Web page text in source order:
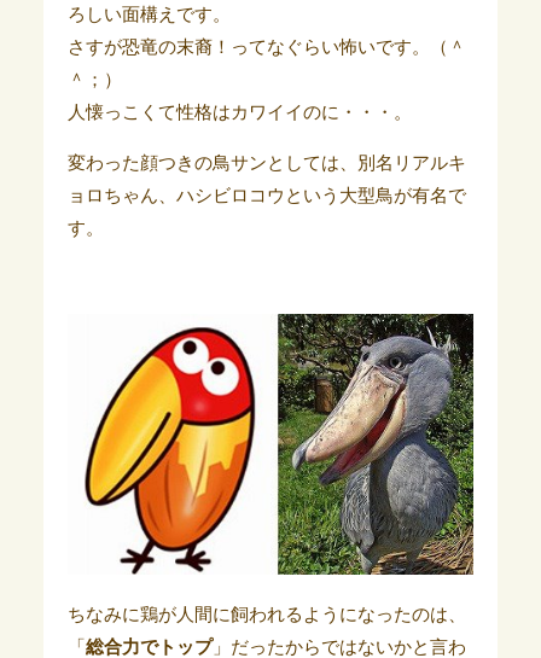
ろしい面構えです。
さすが恐竜の末裔！ってなぐらい怖いです。（＾
＾；）
人懐っこくて性格はカワイイのに・・・。
変わった顔つきの鳥サンとしては、別名リアルキ
ョロちゃん、 ハシビロコウという大型鳥が有名で
す。
ちなみに鶏が人間に飼われるようになったのは、
「 総合力でトップ」だったからではないかと言わ